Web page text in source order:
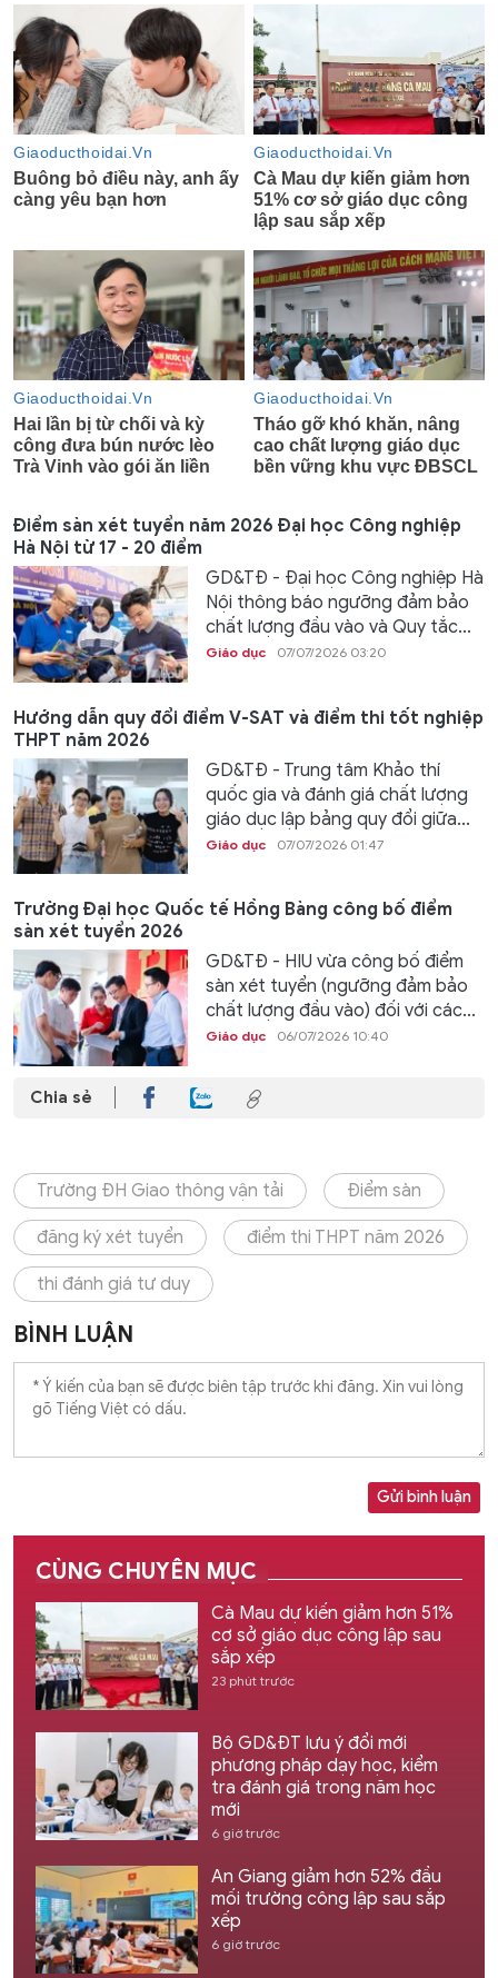
Điểm sàn xét tuyển năm 2026 Đại học Công nghiệp
Hà Nội từ 17 - 20 điểm
GD&TĐ - Đại học Công nghiệp Hà
Nội thông báo ngưỡng đảm bảo
chất lượng đầu vào và Quy tắc...
Giáo dục 07/07/2026 03:20
Hướng dẫn quy đổi điểm V-SAT và điểm thi tốt nghiệp
THPT năm 2026
GD&TĐ - Trung tâm Khảo thí
quốc gia và đánh giá chất lượng
giáo dục lập bảng quy đổi giữa...
Giáo dục 07/07/2026 01:47
Trường Đại học Quốc tế Hồng Bàng công bố điểm
sàn xét tuyển 2026
GD&TĐ - HIU vừa công bố điểm
sàn xét tuyển (ngưỡng đảm bảo
chất lượng đầu vào) đối với các...
Giáo dục 06/07/2026 10:40
Chia sẻ
Trường ĐH Giao thông vận tải Điểm sàn
đăng ký xét tuyển điểm thi THPT năm 2026
thi đánh giá tư duy
BÌNH LUẬN
Gửi bình luận
CÙNG CHUYÊN MỤC
Cà Mau dự kiến giảm hơn 51%
cơ sở giáo dục công lập sau
sắp xếp
23 phút trước
Bộ GD&ĐT lưu ý đổi mới
phương pháp dạy học, kiểm
tra đánh giá trong năm học
mới
6 giờ trước
An Giang giảm hơn 52% đầu
mối trường công lập sau sắp
xếp
6 giờ trước